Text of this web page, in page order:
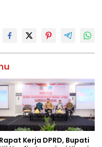
Rapat Kerja DPRD, Bupati